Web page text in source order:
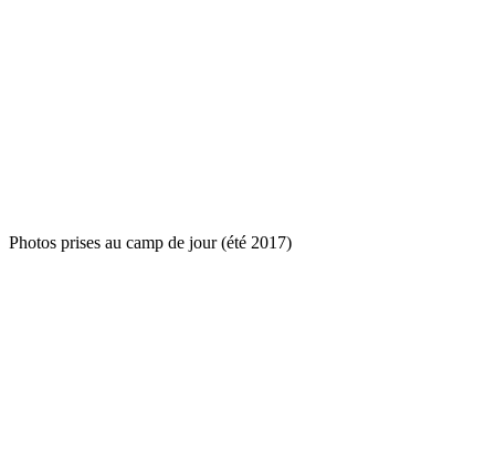
Photos prises au camp de jour (été 2017)